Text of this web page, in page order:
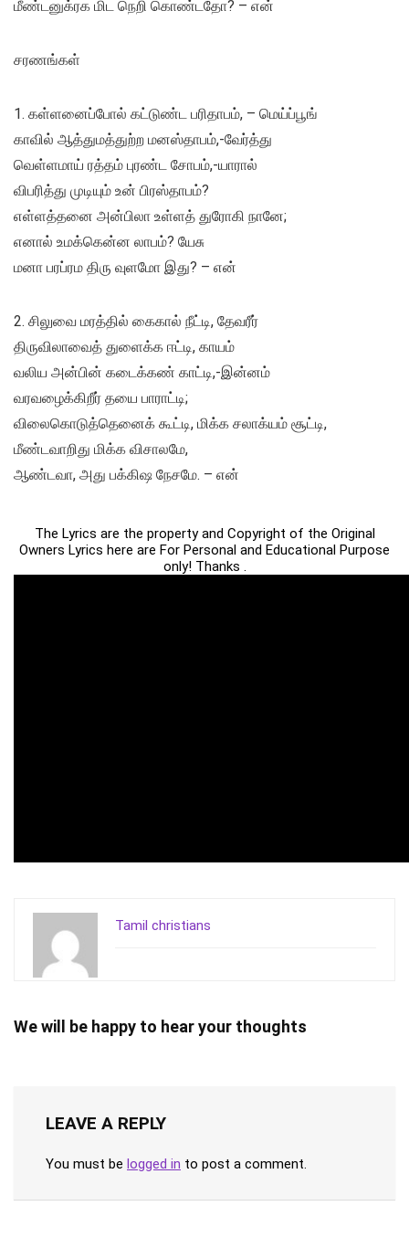
மீண்டனுக்ரக மிட நெறி கொண்டதோ? – என்
சரணங்கள்
1. கள்ளனைப்போல் கட்டுண்ட பரிதாபம், – மெய்ப்பூங்
காவில் ஆத்துமத்துற்ற மனஸ்தாபம்,-வேர்த்து
வெள்ளமாய் ரத்தம் புரண்ட சோபம்,-யாரால்
விபரித்து முடியும் உன் பிரஸ்தாபம்?
எள்ளத்தனை அன்பிலா உள்ளத் துரோகி நானே;
எனால் உமக்கென்ன லாபம்? யேசு
மனா பரப்ரம திரு வுளமோ இது? – என்
2. சிலுவை மரத்தில் கைகால் நீட்டி, தேவரீர்
திருவிலாவைத் துளைக்க ஈட்டி, காயம்
வலிய அன்பின் கடைக்கண் காட்டி,-இன்னம்
வரவழைக்கிறீர் தயை பாராட்டி;
விலைகொடுத்தெனைக் கூட்டி, மிக்க சலாக்யம் சூட்டி,
மீண்டவாறிது மிக்க விசாலமே,
ஆண்டவா, அது பக்கிஷ நேசமே. – என்
The Lyrics are the property and Copyright of the Original
Owners Lyrics here are For Personal and Educational Purpose
only! Thanks .
Tamil christians
We will be happy to hear your thoughts
LEAVE A REPLY
You must be logged in to post a comment.